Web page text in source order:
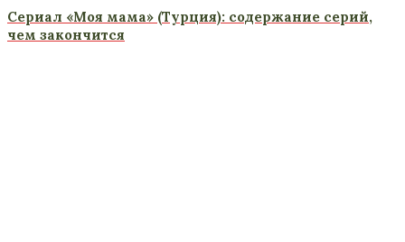
Сериал «Моя мама» (Турция): содержание серий,
чем закончится